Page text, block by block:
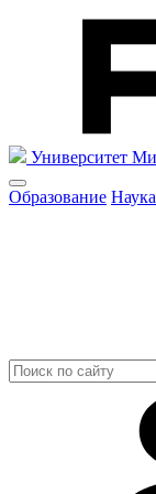
Университет
Образование Наука